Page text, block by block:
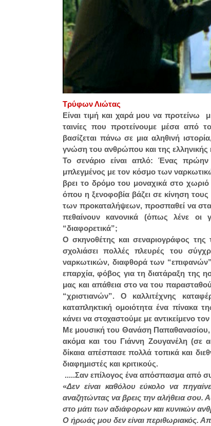
Τρύφων Λιώτας
Είναι τιμή και χαρά μου να προτείνω
ταινίες που προτείνουμε μέσα από
βασίζεται πάνω σε μια αληθινή
γνώση του ανθρώπου και της ελληνικής
Το σενάριο είναι απλό: Ένας πρώην
μπλεγμένος με τον κόσμο των
βρει το δρόμο του μοναχικά στο
όπου η ξενοφοβία βάζει σε κίνηση
των προκαταλήψεων, προσπαθεί να
πεθαίνουν κανονικά (όπως λένε οι
“διαφορετικά”;
Ο σκηνοθέτης και σεναριογράφος της
σχολιάσει πολλές πλευρές του
ναρκωτικών, διαφθορά των
επαρχία, φόβος για τη διατάραξη της
μας και απάθεια στο να του
“χριστιανών”. Ο καλλιτέχνης
καταπληκτική ομοιότητα ένα πίνακα
κάνει να στοχαστούμε με αντικείμενο
Με μουσική του Θανάση Παπαθανασίου,
ακόμα και του Γιάννη Ζουγανέλη (σε
δίκαια απέσπασε πολλά τοπικά και
διαφημιστές και κριτικούς.
.....Σαν επίλογος ένα απόσπασμα από
«Δεν είναι καθόλου εύκολο να
αναζητώντας να βρεις την αλήθεια σου.
στο μάτι των αδιάφορων και κυνικών
Ο ήρωάς μου δεν είναι περιθωριακός.